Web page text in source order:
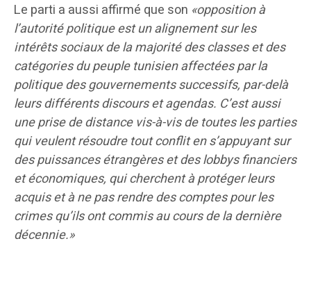
Le parti a aussi affirmé que son «opposition à
l’autorité politiqueest un alignement sur les
intérêts sociaux de la majorité des classes et des
catégories du peuple tunisien affectées par la
politique des gouvernements successifs, par-delà
leurs différents discours et agendas. C’est aussi
une prise de distance vis-à-vis de toutes les parties
qui veulent résoudre tout conflit en s’appuyant sur
des puissances étrangères et des lobbys financiers
et économiques, qui cherchent à protéger leurs
acquis et à ne pas rendre des comptes pour les
crimes qu’ils ont commis au cours de la dernière
décennie.»